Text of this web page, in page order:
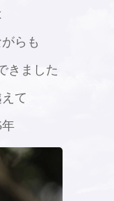
らも
きました
て